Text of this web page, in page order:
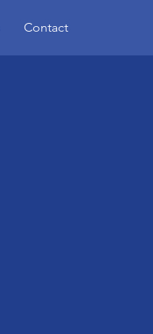
Contact